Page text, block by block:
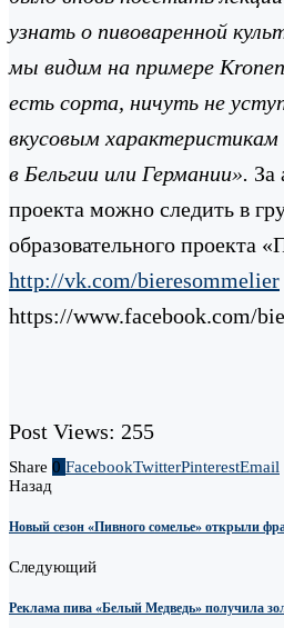
узнать о пивоваренной
мы видим на примере
есть сорта, ничуть не
вкусовым характеристикам
в Бельгии или Германии». За
проекта можно следить в
образовательного проекта
http://vk.com/bieresommelier
https://www.facebook.com/
Post Views: 255
Share 0 FacebookTwitterPinterestEmail
Назад
Новый сезон «Пивного сомелье» открыли
Следующий
Реклама пива «Белый Медведь» получила